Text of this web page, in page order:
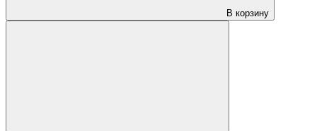
В корзину